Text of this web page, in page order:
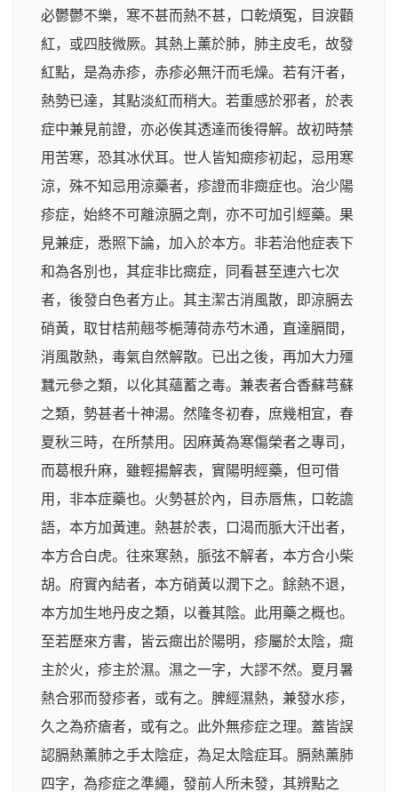
必鬱鬱不樂，寒不甚而熱不甚，口乾煩冤，目淚顴
紅，或四肢微厥。其熱上薰於肺，肺主皮毛，故發
紅點，是為赤疹，赤疹必無汗而毛燥。若有汗者，
熱勢已達，其點淡紅而稍大。若重感於邪者，於表
症中兼見前證，亦必俟其透達而後得解。故初時禁
用苦寒，恐其冰伏耳。世人皆知癍疹初起，忌用寒
涼，殊不知忌用涼藥者，疹證而非癍症也。治少陽
疹症，始終不可離涼膈之劑，亦不可加引經藥。果
見兼症，悉照下論，加入於本方。非若治他症表下
和為各別也，其症非比癍症，同看甚至連六七次
者，後發白色者方止。其主潔古消風散，即涼膈去
硝黃，取甘桔荊翹芩梔薄荷赤芍木通，直達膈間，
消風散熱，毒氣自然解散。已出之後，再加大力殭
蠶元參之類，以化其蘊蓄之毒。兼表者合香蘇芎蘇
之類，勢甚者十神湯。然隆冬初春，庶幾相宜，春
夏秋三時，在所禁用。因麻黃為寒傷榮者之專司，
而葛根升麻，雖輕揚解表，實陽明經藥，但可借
用，非本症藥也。火勢甚於內，目赤唇焦，口乾譫
語，本方加黃連。熱甚於表，口渴而脈大汗出者，
本方合白虎。往來寒熱，脈弦不解者，本方合小柴
胡。府實內結者，本方硝黃以潤下之。餘熱不退，
本方加生地丹皮之類，以養其陰。此用藥之概也。
至若歷來方書，皆云癍出於陽明，疹屬於太陰，癍
主於火，疹主於濕。濕之一字，大謬不然。夏月暑
熱合邪而發疹者，或有之。脾經濕熱，兼發水疹，
久之為疥瘡者，或有之。此外無疹症之理。蓋皆誤
認膈熱薰肺之手太陰症，為足太陰症耳。膈熱薰肺
四字，為疹症之準繩，發前人所未發，其辨點之